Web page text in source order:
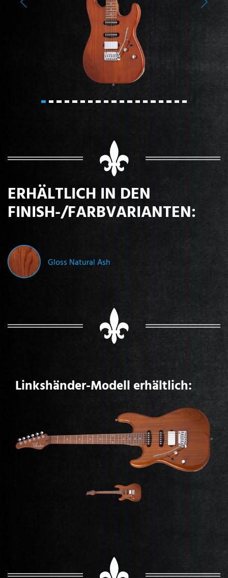
Previous Next
ERHÄLTLICH IN DEN
FINISH-/FARBVARIANTEN:
Gloss Natural Ash
Linkshänder-Modell erhältlich: